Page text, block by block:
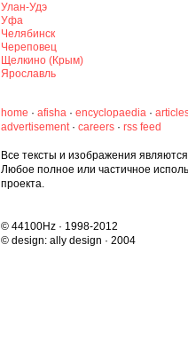
Улан-Удэ
Уфа
Челябинск
Череповец
Щелкино (Крым)
Ярославль
home · afisha · encyclopaedia ·
advertisement· careers · rss feed
Все тексты и изображения
Любое полное или частичное
проекта.
© 44100Hz · 1998-2012
© design: ally design · 2004